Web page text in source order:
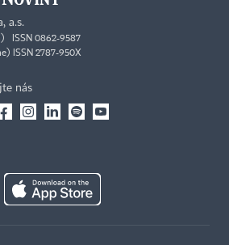
a.s.
ISSN 0862-9587
ISSN 2787-950X
nás